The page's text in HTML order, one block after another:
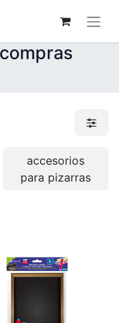
compras
accesorios
para pizarras